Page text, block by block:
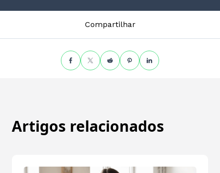
Compartilhar
Artigos relacionados